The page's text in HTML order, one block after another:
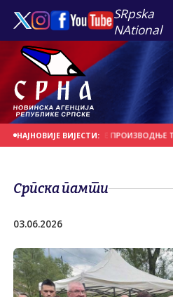
SRpska
NAtional
НАЈНОВИЈЕ ВИЈЕСТИ:
СУФИНАНСИРАЊЕ ПРОИЗВОДЊЕ ТРИ
Српска памти
03.06.2026